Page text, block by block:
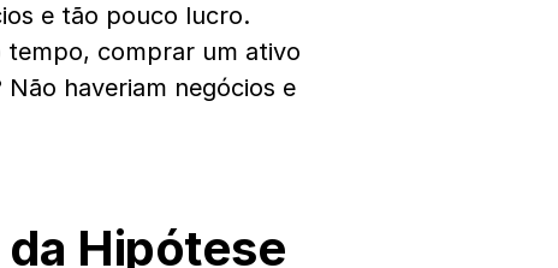
e tão pouco lucro.
tempo, comprar um ativo
haveriam negócios e
Hipótese